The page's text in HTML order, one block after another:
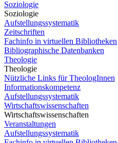
Soziologie
Soziologie
Aufstellungssystematik
Zeitschriften
Fachinfo in virtuellen Bibliotheken
Bibliographische Datenbanken
Theologie
Theologie
Nützliche Links für TheologInnen
Informationskompetenz
Aufstellungssystematik
Wirtschaftswissenschaften
Wirtschaftswissenschaften
Veranstaltungen
Aufstellungssystematik